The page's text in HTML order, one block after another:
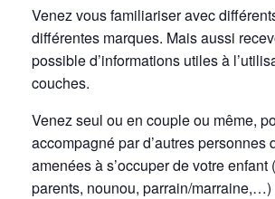
Venez vous familiariser avec
différentes marques. Mais aussi
possible d’informations utiles à
couches.
Venez seul ou en couple ou même,
accompagné par d’autres personnes
amenées à s’occuper de votre enfant
parents, nounou, parrain/marraine,…)